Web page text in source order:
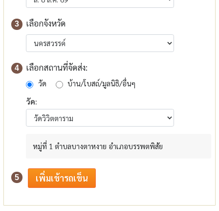
3 เลือกจังหวัด
4 เลือกสถานที่จัดส่ง:
วัด
บ้าน/โบสถ์/มูลนิธิ/อื่นๆ
วัด:
หมู่ที่ 1 ตำบลบางตาหงาย อำเภอบรรพตพิสัย
5